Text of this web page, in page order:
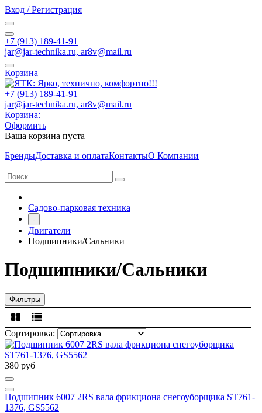
Вход / Регистрация
+7 (913) 189-41-91
jar@jar-technika.ru, ar8v@mail.ru
Корзина
+7 (913) 189-41-91
jar@jar-technika.ru, ar8v@mail.ru
Корзина:
Оформить
Ваша корзина пуста
БрендыДоставка и оплатаКонтактыО Компании
Садово-парковая техника
-
Двигатели
Подшипники/Сальники
Подшипники/Сальники
Фильтры
Сортировка:
380 руб
Подшипник 6007 2RS вала фрикциона снегоуборщика ST761-
1376, GS5562